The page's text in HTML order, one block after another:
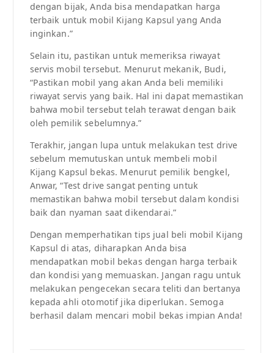
dengan bijak, Anda bisa mendapatkan harga
terbaik untuk mobil Kijang Kapsul yang Anda
inginkan.”
Selain itu, pastikan untuk memeriksa riwayat
servis mobil tersebut. Menurut mekanik, Budi,
“Pastikan mobil yang akan Anda beli memiliki
riwayat servis yang baik. Hal ini dapat memastikan
bahwa mobil tersebut telah terawat dengan baik
oleh pemilik sebelumnya.”
Terakhir, jangan lupa untuk melakukan test drive
sebelum memutuskan untuk membeli mobil
Kijang Kapsul bekas. Menurut pemilik bengkel,
Anwar, “Test drive sangat penting untuk
memastikan bahwa mobil tersebut dalam kondisi
baik dan nyaman saat dikendarai.”
Dengan memperhatikan tips jual beli mobil Kijang
Kapsul di atas, diharapkan Anda bisa
mendapatkan mobil bekas dengan harga terbaik
dan kondisi yang memuaskan. Jangan ragu untuk
melakukan pengecekan secara teliti dan bertanya
kepada ahli otomotif jika diperlukan. Semoga
berhasil dalam mencari mobil bekas impian Anda!